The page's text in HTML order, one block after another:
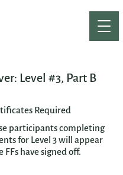
Level #3, Part B
Required
participants completing
for Level 3 will appear
FFs have signed off.